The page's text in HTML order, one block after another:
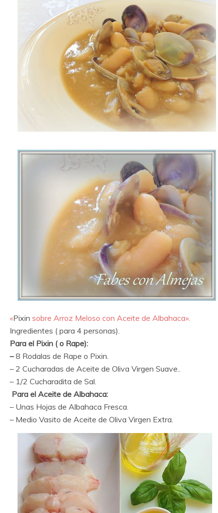
«Pixin sobre Arroz Meloso con Aceite de Albahaca».
Ingredientes ( para 4 personas).
Para el Pixin ( o Rape):
–8 Rodalas de Rape o Pixin.
– 2 Cucharadas de Aceite de Oliva Virgen Suave..
– 1/2 Cucharadita de Sal.
Para el Aceite de Albahaca:
– Unas Hojas de Albahaca Fresca.
– Medio Vasito de Aceite de Oliva Virgen Extra.